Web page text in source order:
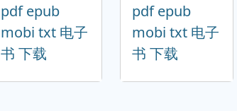
pdf epub
mobi txt 电子
书 下载
pdf epub
mobi txt 电子
书 下载